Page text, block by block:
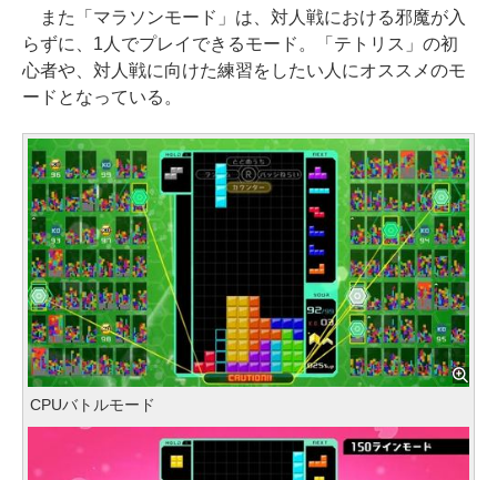
また「マラソンモード」は、対人戦における邪魔が入
らずに、1人でプレイできるモード。「テトリス」の初
心者や、対人戦に向けた練習をしたい人にオススメのモ
ードとなっている。
CPUバトルモード